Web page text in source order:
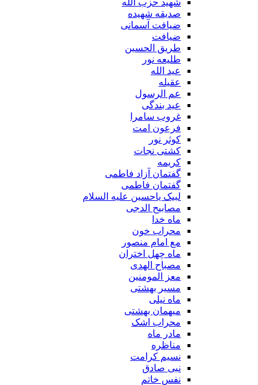
شهید حزب الله
صدیقه شهیده
ضیافت آسمانی
ضیافت
طریق الحسین
طلیعه نور
عید الله
عقیله
عم الرسول
عید بندگی
غروب سامرا
فرعون امت
کوثر نور
کشتی نجات
کریمه
گفتمان آزاد فاطمی
گفتمان فاطمی
لبیک یاحسین علیه السلام
مصابیح الدجی
ماه خدا
محراب خون
مع امام منصور
ماه چهل اختران
مصباح الهدی
معز المومنین
مسیر بهشتی
ماه نیلی
میهمان بهشتی
محراب اشک
مادر ماه
مناظره
نسیم کرامت
نبی صادق
نفس خاتم